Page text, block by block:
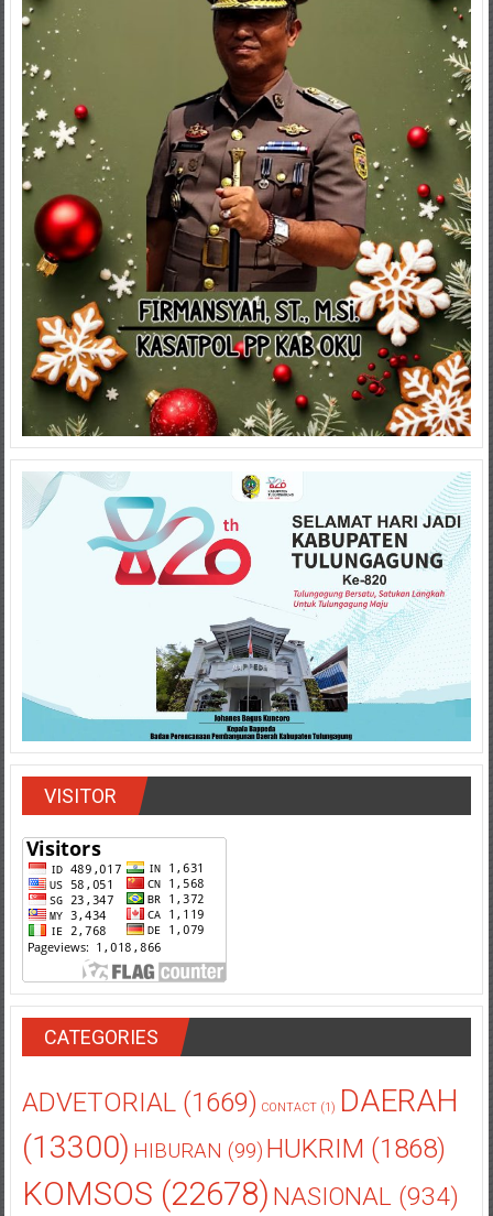
VISITOR
CATEGORIES
ADVETORIAL(1669) CONTACT(1) DAERAH
(13300) HIBURAN (99) HUKRIM (1868)
KOMSOS (22678) NASIONAL(934)